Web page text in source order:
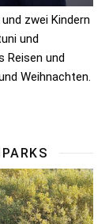
zwei Kindern
und
Reisen und
Weihnachten.